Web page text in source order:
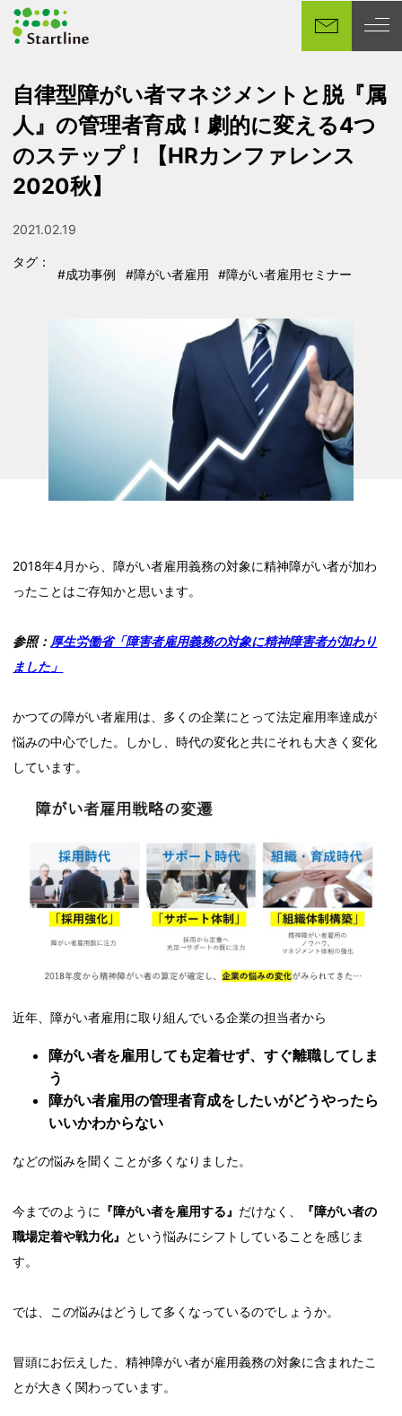
イ
自律型障がい者マネジメントと脱『属
人』の管理者育成！劇的に変える4つ
のステップ！【HRカンファレンス
2020秋】
投稿日
2021.02.19
タグ：
タグ
#成功事例
タグ
#障がい者雇用
タグ
#障がい者雇用セミナー
2018年4月から、障がい者雇用義務の対象に精神障がい者が加わ
ったことはご存知かと思います。
参照： 厚生労働省「障害者雇用義務の対象に精神障害者が加わり
ました」
かつての障がい者雇用は、多くの企業にとって法定雇用率達成が
悩みの中心でした。しかし、時代の変化と共にそれも大きく変化
しています。
近年、障がい者雇用に取り組んでいる企業の担当者から
障がい者を雇用しても定着せず、すぐ離職してしま
う
障がい者雇用の管理者育成をしたいがどうやったら
いいかわからない
などの悩みを聞くことが多くなりました。
今までのように 『障がい者を雇用する』 だけなく、
『障がい者の
職場定着や戦力化』 という悩みにシフトしていることを感じま
す。
では、この悩みはどうして多くなっているのでしょうか。
冒頭にお伝えした、精神障がい者が雇用義務の対象に含まれたこ
とが大きく関わっています。